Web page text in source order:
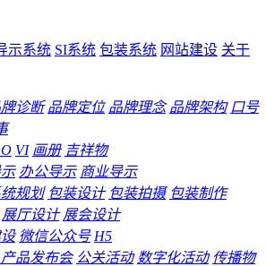
示系统 SI系统 包装系统 网站建设 关于
诊断 品牌定位 品牌理念 品牌架构 口号
VI 画册 吉祥物
办公导示 商业导示
规划 包装设计 包装拍摄 包装制作
展厅设计 展会设计
微信公众号 H5
品发布会 公关活动 数字化活动 传播物